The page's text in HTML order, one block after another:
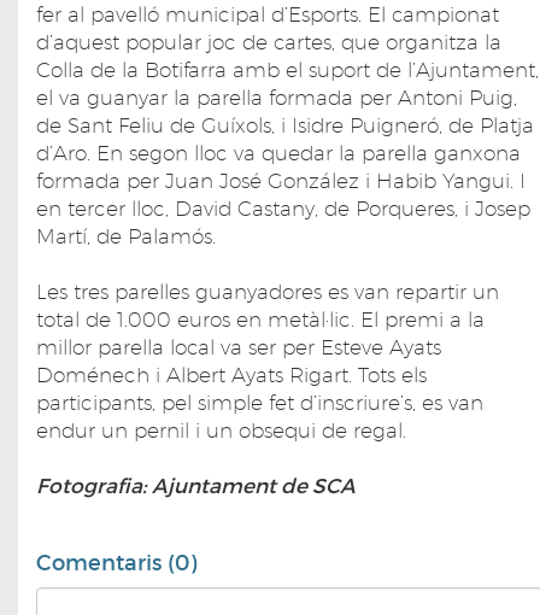
fer al pavelló municipal d’Esports. El campionat
d’aquest popular joc de cartes, que organitza la
Colla de la Botifarra amb el suport de l’Ajuntament,
el va guanyar la parella formada per Antoni Puig,
de Sant Feliu de Guíxols, i Isidre Puigneró, de Platja
d’Aro. En segon lloc va quedar la parella ganxona
formada per Juan José González i Habib Yangui. I
en tercer lloc, David Castany, de Porqueres, i Josep
Martí, de Palamós.
Les tres parelles guanyadores es van repartir un
total de 1.000 euros en metàl·lic. El premi a la
millor parella local va ser per Esteve Ayats
Doménech i Albert Ayats Rigart. Tots els
participants, pel simple fet d’inscriure’s, es van
endur un pernil i un obsequi de regal.
Fotografia: Ajuntament de SCA
Comentaris (0)